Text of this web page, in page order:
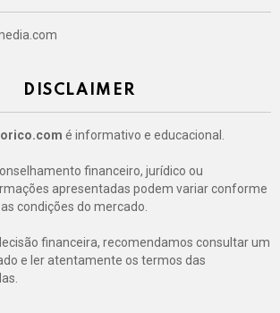
DISCLAIMER
é informativo e educacional.
financeiro, jurídico ou
apresentadas podem variar conforme
condições do mercado.
financeira, recomendamos consultar um
e ler atentamente os termos das